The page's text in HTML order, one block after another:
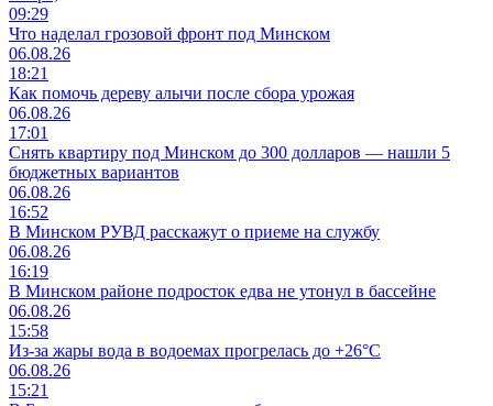
09:29
Что наделал грозовой фронт под Минском
06.08.26
18:21
Как помочь дереву алычи после сбора урожая
06.08.26
17:01
Снять квартиру под Минском до 300 долларов — нашли 5
бюджетных вариантов
06.08.26
16:52
В Минском РУВД расскажут о приеме на службу
06.08.26
16:19
В Минском районе подросток едва не утонул в бассейне
06.08.26
15:58
Из-за жары вода в водоемах прогрелась до +26°C
06.08.26
15:21